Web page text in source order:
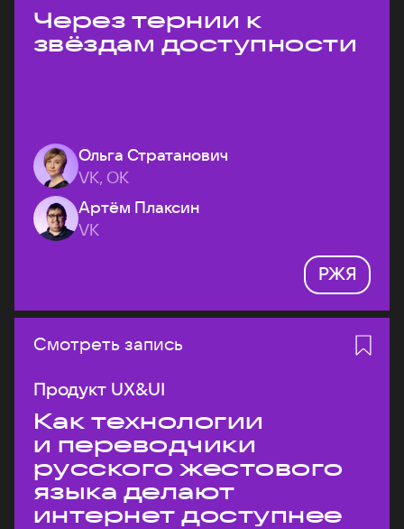
Через тернии к
звёздам доступности
Ольга Стратанович
VK, ОК
Артём Плаксин
VK
РЖЯ
Смотреть запись
Продукт UX&UI
Как технологии
и переводчики
русского жестового
языка делают
интернет доступнее